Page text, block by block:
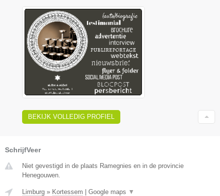
BEKIJK VOLLEDIG PROFIEL
SchrijfVeer
Niet gevestigd in de plaats Ramegnies en in de provincie
Henegouwen.
Limburg » Kortessem Google maps ▼